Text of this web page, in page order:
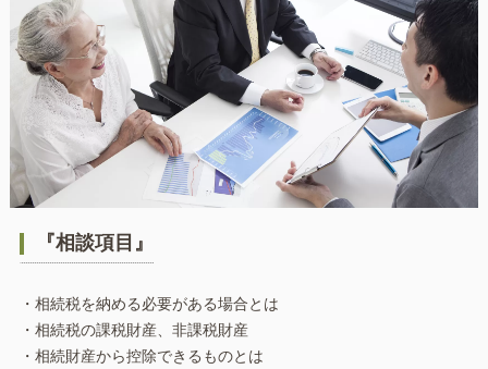
『相談項目』
・相続税を納める必要がある場合とは
・相続税の課税財産、非課税財産
・相続財産から控除できるものとは